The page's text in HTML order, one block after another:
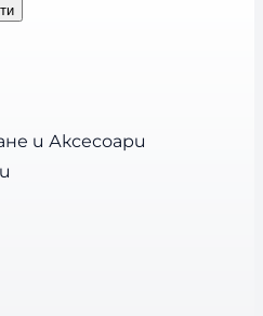
и Аксесоари